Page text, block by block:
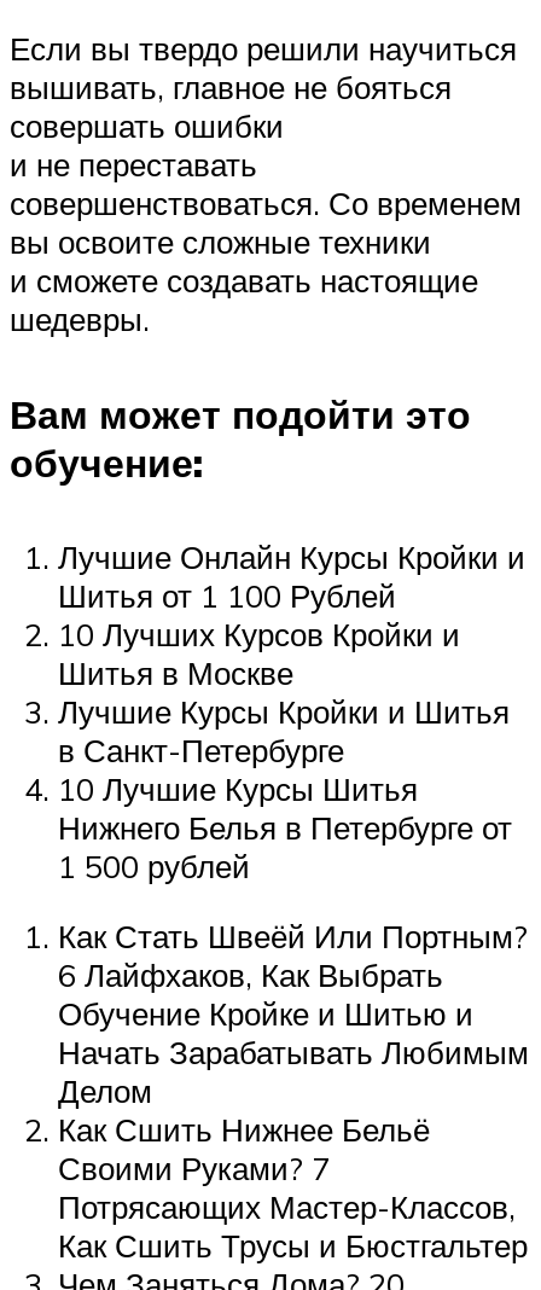
Если вы твердо решили научиться
вышивать, главное не бояться
совершать ошибки
и не переставать
совершенствоваться. Со временем
вы освоите сложные техники
и сможете создавать настоящие
шедевры.
Вам может подойти это
обучение:
Лучшие Онлайн Курсы Кройки и
Шитья от 1 100 Рублей
10 Лучших Курсов Кройки и
Шитья в Москве
Лучшие Курсы Кройки и Шитья
в Санкт-Петербурге
10 Лучшие Курсы Шитья
Нижнего Белья в Петербурге от
1 500 рублей
Как Стать Швеёй Или Портным?
6 Лайфхаков, Как Выбрать
Обучение Кройке и Шитью и
Начать Зарабатывать Любимым
Делом
Как Сшить Нижнее Бельё
Своими Руками? 7
Потрясающих Мастер-Классов,
Как Сшить Трусы и Бюстгальтер